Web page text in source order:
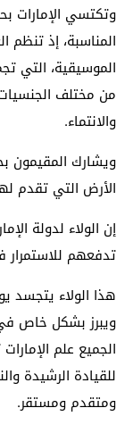
وتكتسي الإمارات
المناسبة، إذ تنظم
الموسيقية، التي
من مختلف
والانتماء.
ويشارك المقيمون
الأرض التي تقدم
إن الولاء لدولة
تدفعهم
هذا الولاء يتجسد
ويبرز بشكل خاص
الجميع علم
للقيادة الرشيدة
ومتقدم ومستقر.